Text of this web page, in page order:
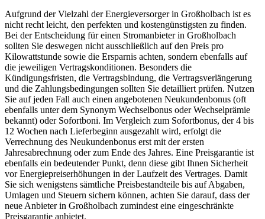
Aufgrund der Vielzahl der Energieversorger in Großholbach ist es
nicht recht leicht, den perfekten und kostengünstigsten zu finden.
Bei der Entscheidung für einen Stromanbieter in Großholbach
sollten Sie deswegen nicht ausschließlich auf den Preis pro
Kilowattstunde sowie die Ersparnis achten, sondern ebenfalls auf
die jeweiligen Vertragskonditionen. Besonders die
Kündigungsfristen, die Vertragsbindung, die Vertragsverlängerung
und die Zahlungsbedingungen sollten Sie detailliert prüfen. Nutzen
Sie auf jeden Fall auch einen angebotenen Neukundenbonus (oft
ebenfalls unter dem Synonym Wechselbonus oder Wechselprämie
bekannt) oder Sofortboni. Im Vergleich zum Sofortbonus, der 4 bis
12 Wochen nach Lieferbeginn ausgezahlt wird, erfolgt die
Verrechnung des Neukundenbonus erst mit der ersten
Jahresabrechnung oder zum Ende des Jahres. Eine Preisgarantie ist
ebenfalls ein bedeutender Punkt, denn diese gibt Ihnen Sicherheit
vor Energiepreiserhöhungen in der Laufzeit des Vertrages. Damit
Sie sich wenigstens sämtliche Preisbestandteile bis auf Abgaben,
Umlagen und Steuern sichern können, achten Sie darauf, dass der
neue Anbieter in Großholbach zumindest eine eingeschränkte
Preisgarantie anbietet.